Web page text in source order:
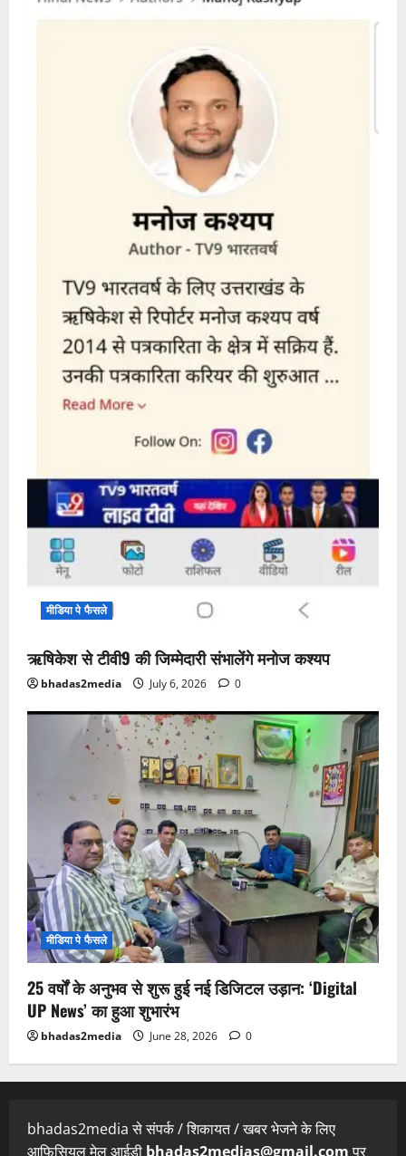
मीडिया पे फैसले
ऋषिकेश से टीवी9 की जिम्मेदारी संभालेंगे मनोज कश्यप
bhadas2media July 6, 2026 0
मीडिया पे फैसले
25 वर्षों के अनुभव से शुरू हुई नई डिजिटल उड़ान: ‘Digital
UP News’ का हुआ शुभारंभ
bhadas2media June 28, 2026 0
bhadas2media से संपर्क / शिकायत / खबर भेजने के लिए
आफिसियल मेल आईडी bhadas2medias@gmail.comपर